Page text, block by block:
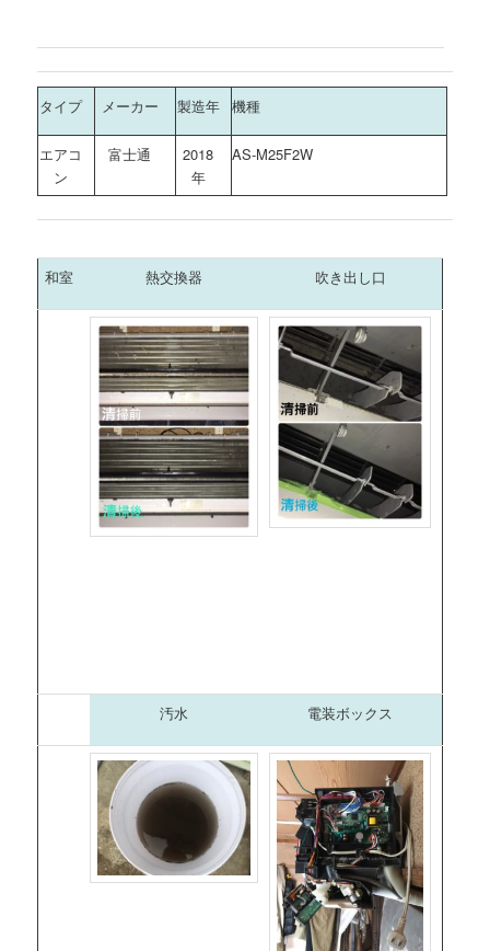
タイプ メーカー 製造年 機種
エアコ
ン
富士通
2018
年
AS-M25F2W
和室 熱交換器 吹き出し口
汚水 電装ボックス